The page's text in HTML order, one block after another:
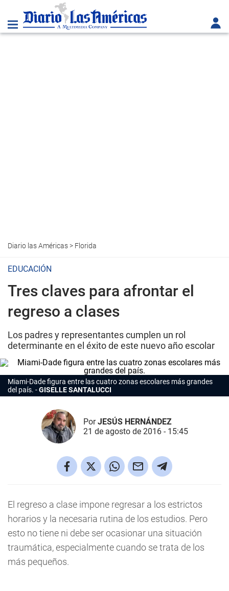
Diario las Américas> Florida
EDUCACIÓN
Tres claves para afrontar el
regreso a clases
Los padres y representantes cumplen un rol
determinante en el éxito de este nuevo año escolar
Miami-Dade figura entre las cuatro zonas escolares más grandes
del país.
GISELLE SANTALUCCI
PorJESÚS HERNÁNDEZ
21 de agosto de 2016 - 15:45
El regreso a clase impone regresar a los estrictos
horarios y la necesaria rutina de los estudios. Pero
esto no tiene ni debe ser ocasionar una situación
traumática, especialmente cuando se trata de los
más pequeños.